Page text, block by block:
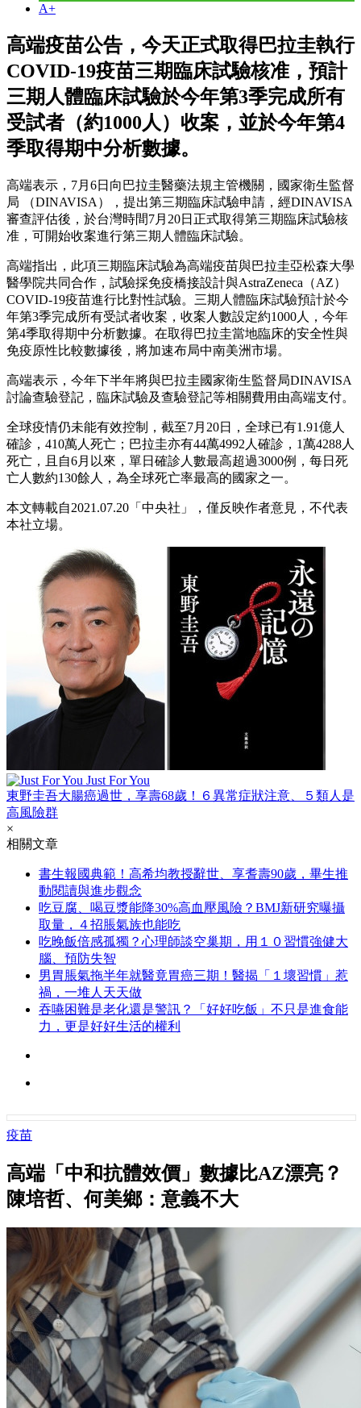
A+
高端疫苗公告，今天正式取得巴拉圭執行
COVID-19疫苗三期臨床試驗核准，預計
三期人體臨床試驗於今年第3季完成所有
受試者（約1000人）收案，並於今年第4
季取得期中分析數據。
高端表示，7月6日向巴拉圭醫藥法規主管機關，國家衛生監督
局 （DINAVISA），提出第三期臨床試驗申請，經DINAVISA
審查評估後，於台灣時間7月20日正式取得第三期臨床試驗核
准，可開始收案進行第三期人體臨床試驗。
高端指出，此項三期臨床試驗為高端疫苗與巴拉圭亞松森大學
醫學院共同合作，試驗採免疫橋接設計與AstraZeneca（AZ）
COVID-19疫苗進行比對性試驗。三期人體臨床試驗預計於今
年第3季完成所有受試者收案，收案人數設定約1000人，今年
第4季取得期中分析數據。在取得巴拉圭當地臨床的安全性與
免疫原性比較數據後，將加速布局中南美洲市場。
高端表示，今年下半年將與巴拉圭國家衛生監督局DINAVISA
討論查驗登記，臨床試驗及查驗登記等相關費用由高端支付。
全球疫情仍未能有效控制，截至7月20日，全球已有1.91億人
確診，410萬人死亡；巴拉圭亦有44萬4992人確診，1萬4288人
死亡，且自6月以來，單日確診人數最高超過3000例，每日死
亡人數約130餘人，為全球死亡率最高的國家之一。
本文轉載自2021.07.20 「中央社」， 僅反映作者意見，不代表
本社立場。
Just For You
東野圭吾大腸癌過世，享壽68歲！６異常症狀注意、５類人是
高風險群
×
相關文章
書生報國典範！高希均教授辭世、享耆壽90歲，畢生推
動閱讀與進步觀念
吃豆腐、喝豆漿能降30%高血壓風險？BMJ新研究曝攝
取量，４招脹氣族也能吃
吃晚飯倍感孤獨？心理師談空巢期，用１０習慣強健大
腦、預防失智
男胃脹氣拖半年就醫竟胃癌三期！醫揭「１壞習慣」惹
禍，一堆人天天做
吞嚥困難是老化還是警訊？「好好吃飯」不只是進食能
力，更是好好生活的權利
疫苗
高端「中和抗體效價」數據比AZ漂亮？
陳培哲、何美鄉：意義不大